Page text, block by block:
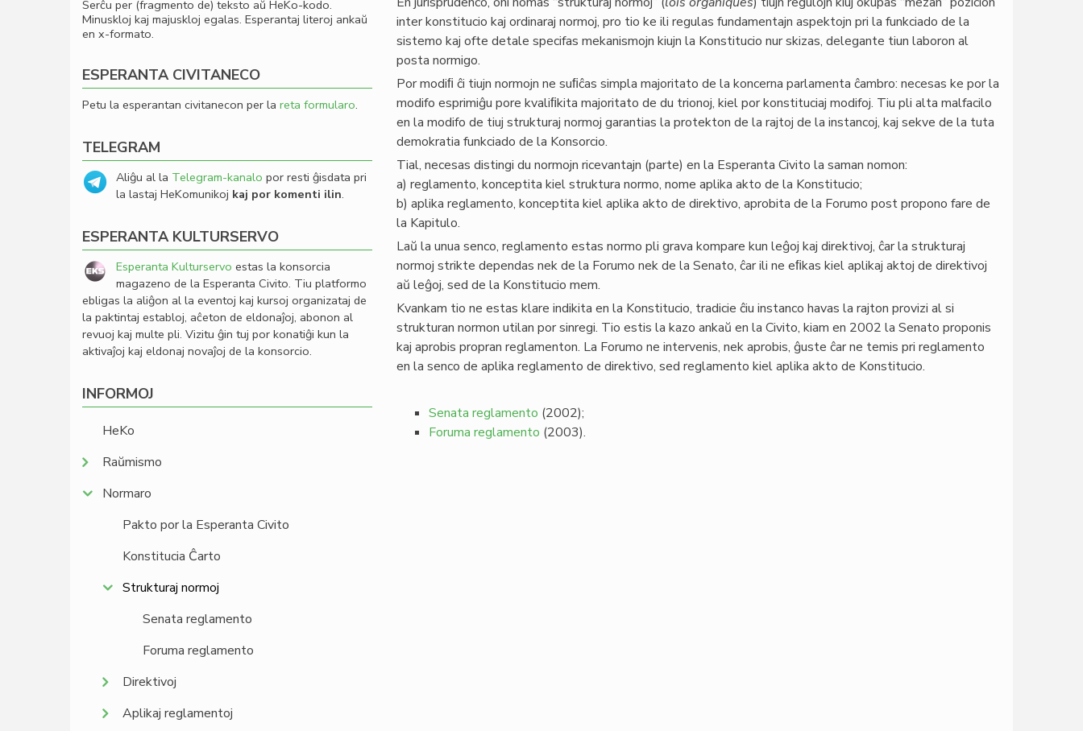
inter konstitucio kaj ordinaraj normoj, pro tio ke ili regulas fundamentajn aspektojn pri la funkciado de la
sistemo kaj ofte detale specifas mekanismojn kiujn la Konstitucio nur skizas, delegante tiun laboron al
posta normigo.
Por modiﬁ ĉi tiujn normojn ne suﬁĉas simpla majoritato de la koncerna parlamenta ĉambro: necesas ke por la
modifo esprimiĝu pore kvaliﬁkita majoritato de du trionoj, kiel por konstituciaj modifoj. Tiu pli alta malfacilo
en la modifo de tiuj strukturaj normoj garantias la protekton de la rajtoj de la instancoj, kaj sekve de la tuta
demokratia funkciado de la Konsorcio.
Tial, necesas distingi du normojn ricevantajn (parte) en la Esperanta Civito la saman nomon:
a) reglamento, konceptita kiel struktura normo, nome aplika akto de la Konstitucio;
b) aplika reglamento, konceptita kiel aplika akto de direktivo, aprobita de la Forumo post propono fare de
la Kapitulo.
Laŭ la unua senco, reglamento estas normo pli grava kompare kun leĝoj kaj direktivoj, ĉar la strukturaj
normoj strikte dependas nek de la Forumo nek de la Senato, ĉar ili ne eﬁkas kiel aplikaj aktoj de direktivoj
aŭ leĝoj, sed de la Konstitucio mem.
Kvankam tio ne estas klare indikita en la Konstitucio, tradicie ĉiu instanco havas la rajton provizi al si
strukturan normon utilan por sinregi. Tio estis la kazo ankaŭ en la Civito, kiam en 2002 la Senato proponis
kaj aprobis propran reglamenton. La Forumo ne intervenis, nek aprobis, ĝuste ĉar ne temis pri reglamento
en la senco de aplika reglamento de direktivo, sed reglamento kiel aplika akto de Konstitucio.
Senata reglamento (2002);
Foruma reglamento (2003).
Serĉu per (fragmento de) teksto aŭ HeKo-kodo.
Minuskloj kaj majuskloj egalas. Esperantaj literoj ankaŭ
en x-formato.
ESPERANTA CIVITANECO
Petu la esperantan civitanecon per la reta formularo.
TELEGRAM
Aliĝu al la Telegram-kanalo por resti ĝisdata pri
la lastaj HeKomunikoj kaj por komenti ilin.
ESPERANTA KULTURSERVO
Esperanta Kulturservo estas la konsorcia
magazeno de la Esperanta Civito. Tiu platformo
ebligas la aliĝon al la eventoj kaj kursoj organizataj de
la paktintaj establoj, aĉeton de eldonaĵoj, abonon al
revuoj kaj multe pli. Vizitu ĝin tuj por konatiĝi kun la
aktivaĵoj kaj eldonaj novaĵoj de la konsorcio.
INFORMOJ
HeKo
Raŭmismo
Normaro
Pakto por la Esperanta Civito
Konstitucia Ĉarto
Strukturaj normoj
Senata reglamento
Foruma reglamento
Direktivoj
Aplikaj reglamentoj